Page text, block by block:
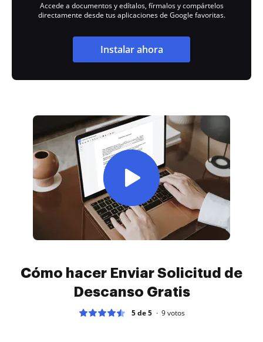
Accede a documentos y edítalos, fírmalos y compártelos
directamente desde tus aplicaciones de Google favoritas.
Instalar ahora
Cómo hacer Enviar Solicitud de
Descanso Gratis
5 de 5 9votos